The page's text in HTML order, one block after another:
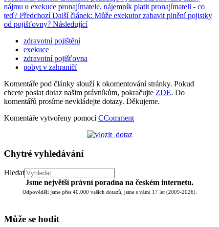
nájmu u exekuce pronajímatele, nájemník platit pronajímateli - co
teď? Předchozí Další článek: Může exekutor zabavit plnění pojistky
od pojišťovny? Následující
zdravotní pojištění
exekuce
zdravotní pojišťovna
pobyt v zahraničí
Komentáře pod články slouží k okomentování stránky. Pokud
chcete poslat dotaz našim právníkům, pokračujte ZDE. Do
komentářů prosíme nevkládejte dotazy. Děkujeme.
Komentáře vytvořeny pomocíCComment
Chytré vyhledávání
Hledat
Jsme největší právní poradna na českém internetu.
Odpověděli jsme přes 40.000 vašich dotazů, jsme s vámi 17 let (2009-2026).
Může se hodit